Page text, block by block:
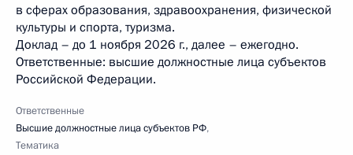
в сферах образования, здравоохранения, физической
культуры и спорта, туризма.
Доклад – до 1 ноября 2026 г., далее – ежегодно.
Ответственные: высшие должностные лица субъектов
Российской Федерации.
Ответственные
Высшие должностные лица субъектов РФ,
Тематика